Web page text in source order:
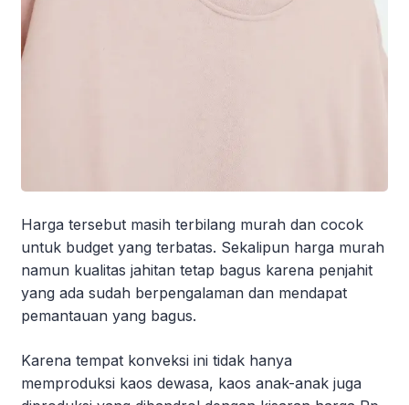
Harga tersebut masih terbilang murah dan cocok
untuk budget yang terbatas. Sekalipun harga murah
namun kualitas jahitan tetap bagus karena penjahit
yang ada sudah berpengalaman dan mendapat
pemantauan yang bagus.
Karena tempat konveksi ini tidak hanya
memproduksi kaos dewasa, kaos anak-anak juga